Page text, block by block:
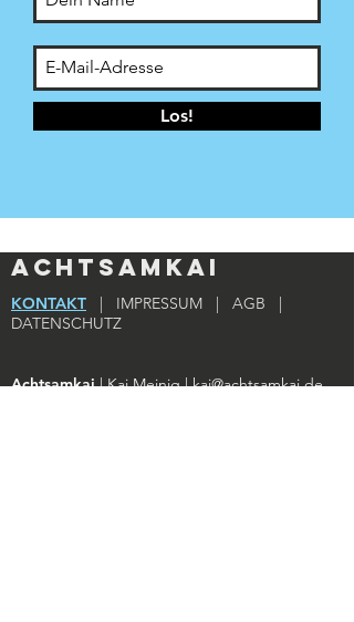
Los!
Achtsamkai
KONTAKT | IMPRESSUM | AGB |
DATENSCHUTZ
Achtsamkai| Kai Meinig |kai@achtsamkai.de